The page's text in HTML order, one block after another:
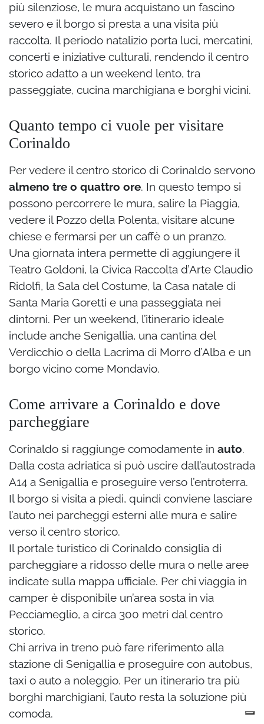
più silenziose, le mura acquistano un fascino
severo e il borgo si presta a una visita più
raccolta. Il periodo natalizio porta luci, mercatini,
concerti e iniziative culturali, rendendo il centro
storico adatto a un weekend lento, tra
passeggiate, cucina marchigiana e borghi vicini.
Quanto tempo ci vuole per visitare
Corinaldo
Per vedere il centro storico di Corinaldo servono
almeno tre o quattro ore. In questo tempo si
possono percorrere le mura, salire la Piaggia,
vedere il Pozzo della Polenta, visitare alcune
chiese e fermarsi per un caffè o un pranzo.
Una giornata intera permette di aggiungere il
Teatro Goldoni, la Civica Raccolta d’Arte Claudio
Ridolfi, la Sala del Costume, la Casa natale di
Santa Maria Goretti e una passeggiata nei
dintorni. Per un weekend, l’itinerario ideale
include anche Senigallia, una cantina del
Verdicchio o della Lacrima di Morro d’Alba e un
borgo vicino come Mondavio.
Come arrivare a Corinaldo e dove
parcheggiare
Corinaldo si raggiunge comodamente in auto.
Dalla costa adriatica si può uscire dall’autostrada
A14 a Senigallia e proseguire verso l’entroterra.
Il borgo si visita a piedi, quindi conviene lasciare
l’auto nei parcheggi esterni alle mura e salire
verso il centro storico.
Il portale turistico di Corinaldo consiglia di
parcheggiare a ridosso delle mura o nelle aree
indicate sulla mappa ufficiale. Per chi viaggia in
camper è disponibile un’area sosta in via
Pecciameglio, a circa 300 metri dal centro
storico.
Chi arriva in treno può fare riferimento alla
stazione di Senigallia e proseguire con autobus,
taxi o auto a noleggio. Per un itinerario tra più
borghi marchigiani, l’auto resta la soluzione più
comoda.